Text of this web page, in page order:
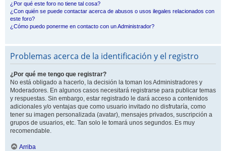
¿Por qué este foro no tiene tal cosa?
¿Con quién se puede contactar acerca de abusos o usos ilegales relacionados con
este foro?
¿Cómo puedo ponerme en contacto con un Administrador?
Problemas acerca de la identificación y el registro
¿Por qué me tengo que registrar?
No está obligado a hacerlo, la decisión la toman los Administradores y
Moderadores. En algunos casos necesitará registrarse para publicar temas
y respuestas. Sin embargo, estar registrado le dará acceso a contenidos
adicionales y/o ventajas que como usuario invitado no disfrutaría, como
tener su imagen personalizada (avatar), mensajes privados, suscripción a
grupos de usuarios, etc. Tan solo le tomará unos segundos. Es muy
recomendable.
Arriba